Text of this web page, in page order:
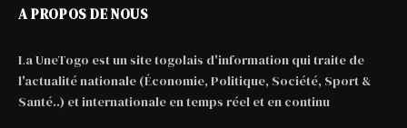
A PROPOS DE NOUS
La UneTogo est un site togolais d'information qui traite de
l'actualité nationale (Économie, Politique, Société, Sport &
Santé..) et internationale en temps réel et en continu